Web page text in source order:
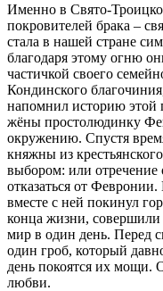
Именно в Свято-
покровителей брака –
стала в нашей стране
благодаря этому огню
частичкой своего
Кондинского
напомнил историю этой
жёны простолюдинку
окружению. Спустя
княжны из
выбором: или отречение
отказаться от
вместе с ней покинул
конца жизни,
мир в один день. Перед
один гроб, который
день покоятся их мощи.
любви.